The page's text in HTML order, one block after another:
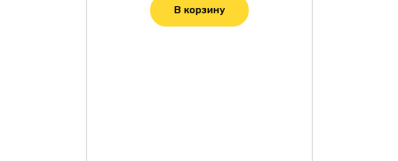
В корзину